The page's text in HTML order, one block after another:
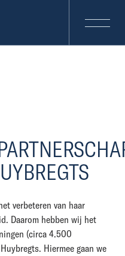
verbeteren van haar
Daarom hebben wij het
(circa 4.500
Hiermee gaan we